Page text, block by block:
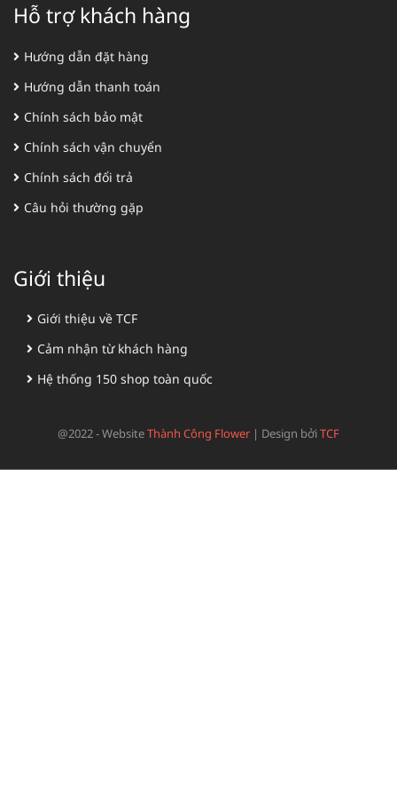
Hỗ trợ khách hàng
Hướng dẫn đặt hàng
Hướng dẫn thanh toán
Chính sách bảo mật
Chính sách vận chuyển
Chính sách đổi trả
Câu hỏi thường gặp
Giới thiệu
Giới thiệu về TCF
Cảm nhận từ khách hàng
Hệ thống 150 shop toàn quốc
@2022 - WebsiteThành Công Flower | Design bởiTCF